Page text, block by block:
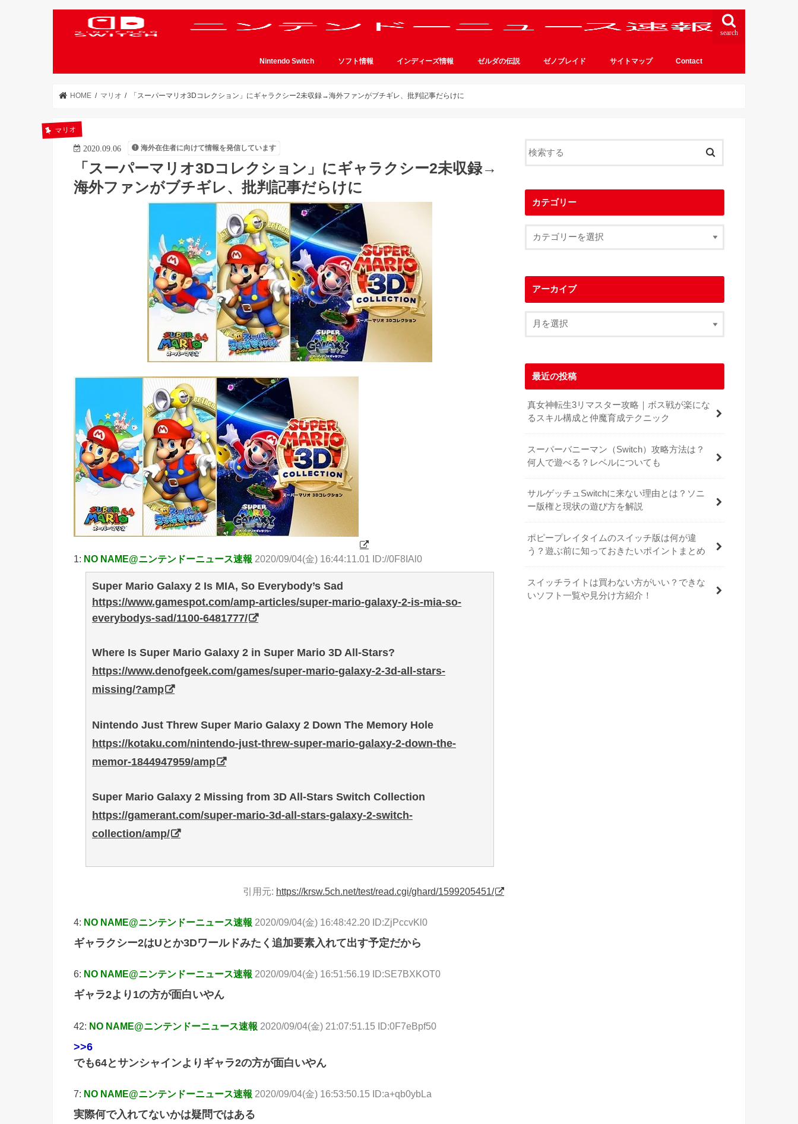
search
Nintendo Switch ソフト情報 インディーズ情報 ゼルダの伝説 ゼノブレイド サイトマップ Contact
HOME マリオ 「スーパーマリオ3Dコレクション」にギャラクシー2未収録→海外ファンがブチギレ、批判記事だらけに
マリオ
2020.09.06 海外在住者に向けて情報を発信しています
「スーパーマリオ3Dコレクション」にギャラクシー2未収録→
海外ファンがブチギレ、批判記事だらけに
1: NO NAME@ニンテンドーニュース速報 2020/09/04(金) 16:44:11.01 ID://0F8IAl0
Super Mario Galaxy 2 Is MIA, So Everybody’s Sad
https://www.gamespot.com/amp-articles/super-mario-galaxy-2-is-mia-so-
everybodys-sad/1100-6481777/
Where Is Super Mario Galaxy 2 in Super Mario 3D All-Stars?
https://www.denofgeek.com/games/super-mario-galaxy-2-3d-all-stars-
missing/?amp
Nintendo Just Threw Super Mario Galaxy 2 Down The Memory Hole
https://kotaku.com/nintendo-just-threw-super-mario-galaxy-2-down-the-
memor-1844947959/amp
Super Mario Galaxy 2 Missing from 3D All-Stars Switch Collection
https://gamerant.com/super-mario-3d-all-stars-galaxy-2-switch-
collection/amp/
引用元: https://krsw.5ch.net/test/read.cgi/ghard/1599205451/
4: NO NAME@ニンテンドーニュース速報 2020/09/04(金) 16:48:42.20 ID:ZjPccvKl0
ギャラクシー2はUとか3Dワールドみたく追加要素入れて出す予定だから
6: NO NAME@ニンテンドーニュース速報 2020/09/04(金) 16:51:56.19 ID:SE7BXKOT0
ギャラ2より1の方が面白いやん
42: NO NAME@ニンテンドーニュース速報 2020/09/04(金) 21:07:51.15 ID:0F7eBpf50
>>6
でも64とサンシャインよりギャラ2の方が面白いやん
7: NO NAME@ニンテンドーニュース速報 2020/09/04(金) 16:53:50.15 ID:a+qb0ybLa
実際何で入れてないかは疑問ではある
カテゴリー
アーカイブ
最近の投稿
真女神転生3リマスター攻略｜ボス戦が楽にな
るスキル構成と仲魔育成テクニック
スーパーバニーマン（Switch）攻略方法は？
何人で遊べる？レベルについても
サルゲッチュSwitchに来ない理由とは？ソニ
ー版権と現状の遊び方を解説
ポピープレイタイムのスイッチ版は何が違
う？遊ぶ前に知っておきたいポイントまとめ
スイッチライトは買わない方がいい？できな
いソフト一覧や見分け方紹介！